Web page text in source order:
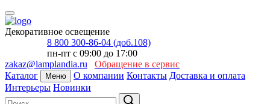
Декоративное освещение
8 800 300-86-04 (доб.108)
пн-пт с 09:00 до 17:00
zakaz@lamplandia.ru
Обращение в сервис
Каталог
Меню О компании Контакты Доставка и оплата
Интерьеры Новинки